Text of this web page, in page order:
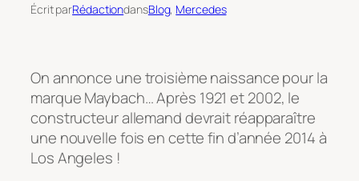
Écrit parRédactiondansBlog, Mercedes
On annonce une troisième naissance pour la
marque Maybach… Après 1921 et 2002, le
constructeur allemand devrait réapparaître
une nouvelle fois en cette fin d’année 2014 à
Los Angeles !